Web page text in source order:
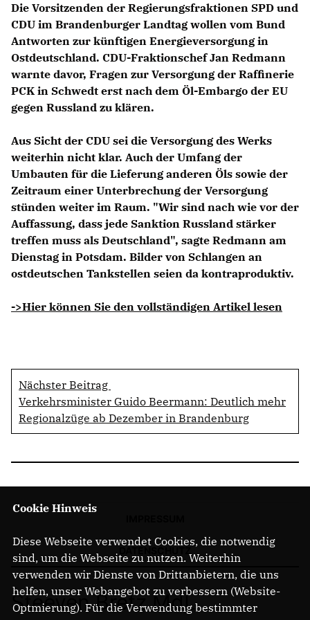
Die Vorsitzenden der Regierungsfraktionen SPD und
CDU im Brandenburger Landtag wollen vom Bund
Antworten zur künftigen Energieversorgung in
Ostdeutschland. CDU-FraktionschefJan Redmann
warnte davor, Fragen zur Versorgung der Raffinerie
PCK in Schwedt erst nach dem Öl-Embargo der EU
gegen Russland zu klären.
Aus Sicht der CDU sei die Versorgung des Werks
weiterhin nicht klar. Auch der Umfang der
Umbauten für die Lieferung anderen Öls sowie der
Zeitraum einer Unterbrechung der Versorgung
stünden weiter im Raum. "Wir sind nach wie vor der
Auffassung, dass jede Sanktion Russland stärker
treffen muss als Deutschland", sagte Redmann am
Dienstag in Potsdam. Bilder von Schlangen an
ostdeutschen Tankstellen seien da kontraproduktiv.
->Hier können Sie den vollständigen Artikel lesen
Nächster Beitrag
Verkehrsminister Guido Beermann: Deutlich mehr
Regionalzüge ab Dezember in Brandenburg
Steeven Bretz MdL
Cookie Hinweis
Diese Webseite verwendet Cookies, die notwendig
sind, um die Webseite zu nutzen. Weiterhin
verwenden wir Dienste von Drittanbietern, die uns
helfen, unser Webangebot zu verbessern (Website-
Optmierung). Für die Verwendung bestimmter